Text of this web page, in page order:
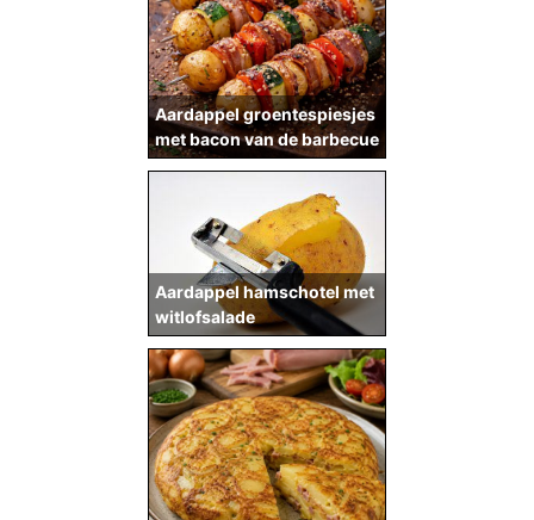
Aardappel groentespiesjes
met bacon van de barbecue
Aardappel hamschotel met
witlofsalade